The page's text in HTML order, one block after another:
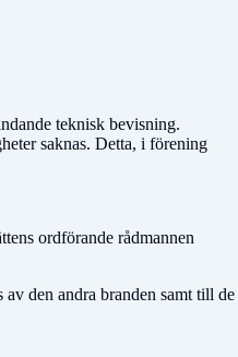
teknisk bevisning.
saknas. Detta, i förening
ordförande rådmannen
den andra branden samt till de